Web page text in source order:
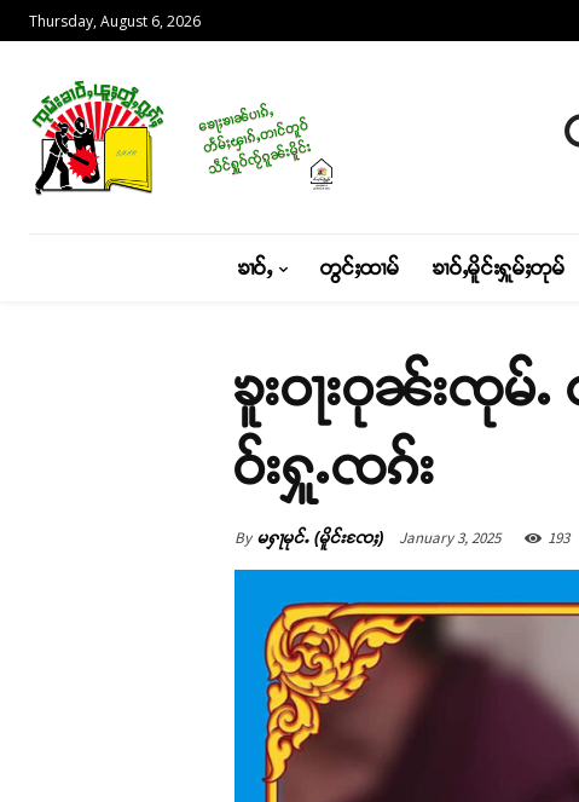
Thursday, August 6, 2026
ၶၢဝ်ႇ တွင်ႈထၢမ် ၶၢဝ်ႇမိူင်းႁူမ်ႈတုမ်
ၶူးဝႃးဝုၼ်းၸု
ဝ်းႁူႉၸၵ်း
By မႁႃမုင်ႉ (မိူင်းၸႄႈ) January 3, 2025 193